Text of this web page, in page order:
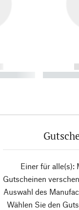
----------
-----------
Einer für alle(s):
Gutscheinen
Auswahl des
Wählen Sie den